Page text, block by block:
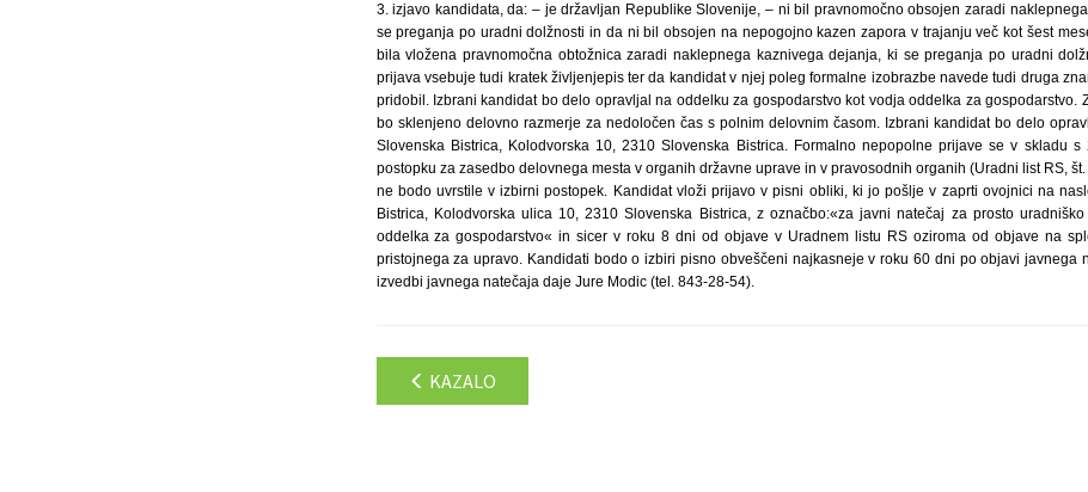
3. izjavo kandidata, da: – je državljan Republike Slovenije, – ni bil pravnomočno obsojen zaradi
se preganja po uradni dolžnosti in da ni bil obsojen na nepogojno kazen zapora v trajanju več kot šest
bila vložena pravnomočna obtožnica zaradi naklepnega kaznivega dejanja, ki se preganja po uradni
prijava vsebuje tudi kratek življenjepis ter da kandidat v njej poleg formalne izobrazbe navede tudi druga
pridobil. Izbrani kandidat bo delo opravljal na oddelku za gospodarstvo kot vodja oddelka za gospodarstvo.
bo sklenjeno delovno razmerje za nedoločen čas s polnim delovnim časom. Izbrani kandidat bo delo
Slovenska Bistrica, Kolodvorska 10, 2310 Slovenska Bistrica. Formalno nepopolne prijave se v skladu
postopku za zasedbo delovnega mesta v organih državne uprave in v pravosodnih organih (Uradni list RS,
ne bodo uvrstile v izbirni postopek. Kandidat vloži prijavo v pisni obliki, ki jo pošlje v zaprti ovojnici na
Bistrica, Kolodvorska ulica 10, 2310 Slovenska Bistrica, z označbo:«za javni natečaj za prosto
oddelka za gospodarstvo« in sicer v roku 8 dni od objave v Uradnem listu RS oziroma od objave na
pristojnega za upravo. Kandidati bodo o izbiri pisno obveščeni najkasneje v roku 60 dni po objavi javnega
izvedbi javnega natečaja daje Jure Modic (tel. 843-28-54).
KAZALO